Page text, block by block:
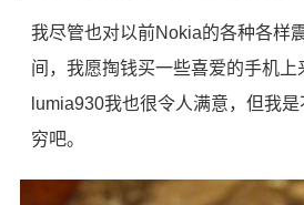
我尽管也对以前Nokia的各种各样
间，我愿掏钱买一些喜爱的手机
lumia930我也很令人满意，但我
穷吧。